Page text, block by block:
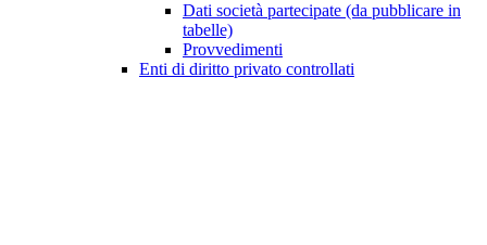
Dati società partecipate (da pubblicare in
tabelle)
Provvedimenti
Enti di diritto privato controllati